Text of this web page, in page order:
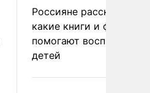
Россияне рассказали,
какие книги и фильмы
помогают воспитывать
детей